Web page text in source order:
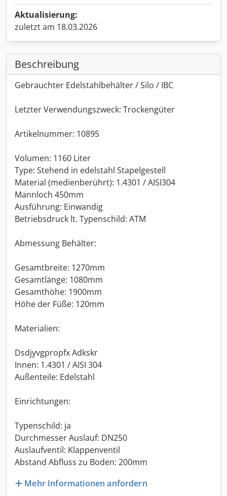
Aktualisierung:
zuletzt am 18.03.2026
Beschreibung
Gebrauchter Edelstahlbehälter / Silo / IBC
Letzter Verwendungszweck: Trockengüter
Artikelnummer: 10895
Volumen: 1160 Liter
Type: Stehend in edelstahl Stapelgestell
Material (medienberührt): 1.4301 / AISI304
Mannloch 450mm
Ausführung: Einwandig
Betriebsdruck lt. Typenschild: ATM
Abmessung Behälter:
Gesamtbreite: 1270mm
Gesamtlänge: 1080mm
Gesamthöhe: 1900mm
Höhe der Füße: 120mm
Materialien:
Dsdjyvgpropfx Adkskr
Innen: 1.4301 / AISI 304
Außenteile: Edelstahl
Einrichtungen:
Typenschild: ja
Durchmesser Auslauf: DN250
Auslaufventil: Klappenventil
Abstand Abfluss zu Boden: 200mm
Mehr Informationen anfordern